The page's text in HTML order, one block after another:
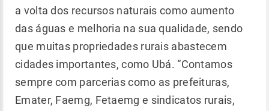
a volta dos recursos naturais como aumento
das águas e melhoria na sua qualidade, sendo
que muitas propriedades rurais abastecem
cidades importantes, como Ubá. “Contamos
sempre com parcerias como as prefeituras,
Emater, Faemg, Fetaemg e sindicatos rurais,